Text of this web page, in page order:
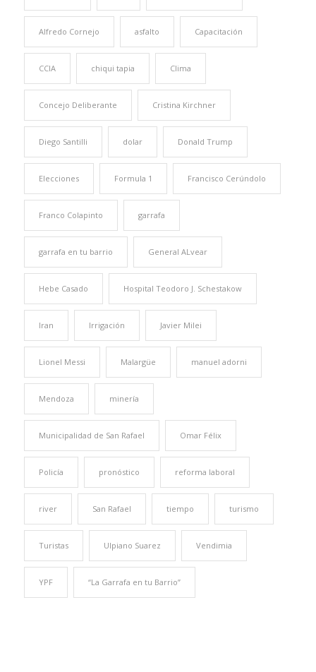
Alfredo Cornejo asfalto Capacitación
CCIA chiqui tapia Clima
Concejo Deliberante Cristina Kirchner
Diego Santilli dolar Donald Trump
Elecciones Formula 1 Francisco Cerúndolo
Franco Colapinto garrafa
garrafa en tu barrio General ALvear
Hebe Casado Hospital Teodoro J. Schestakow
Iran Irrigación Javier Milei
Lionel Messi Malargüe manuel adorni
Mendoza minería
Municipalidad de San Rafael Omar Félix
Policía pronóstico reforma laboral
river San Rafael tiempo turismo
Turistas Ulpiano Suarez Vendimia
YPF “La Garrafa en tu Barrio”